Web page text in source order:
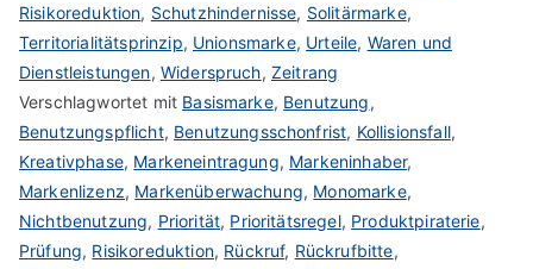
Risikoreduktion, Schutzhindernisse, Solitärmarke,
Territorialitätsprinzip, Unionsmarke, Urteile, Waren und
Dienstleistungen, Widerspruch, Zeitrang
Verschlagwortet mit Basismarke, Benutzung,
Benutzungspflicht, Benutzungsschonfrist, Kollisionsfall,
Kreativphase, Markeneintragung, Markeninhaber,
Markenlizenz, Markenüberwachung, Monomarke,
Nichtbenutzung, Priorität, Prioritätsregel, Produktpiraterie,
Prüfung, Risikoreduktion, Rückruf, Rückrufbitte,